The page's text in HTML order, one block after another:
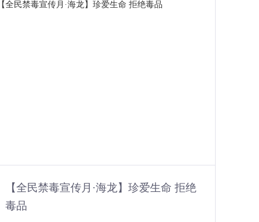
【全民禁毒宣传月·海龙】珍爱生命 拒绝
毒品